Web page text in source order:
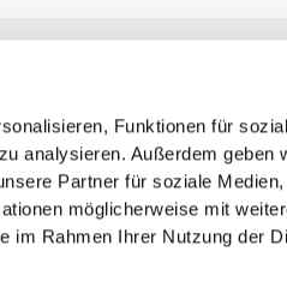
Funktionen für
analysieren. Außerdem geben
Partner für soziale
möglicherweise mit
im Rahmen Ihrer Nutzung der
per E-Mail direkt in dein